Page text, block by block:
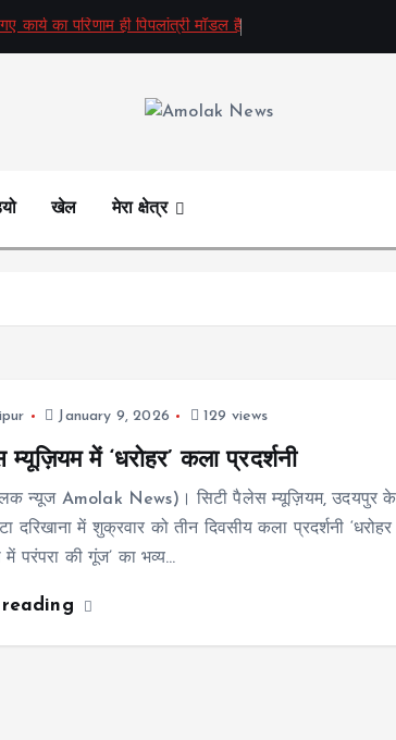
कार्य का परिणाम ही पिपलांत्री मॉडल है
खेल मेरा क्षेत्र
January 9, 2026 129 views
में ‘धरोहर’ कला प्रदर्शनी
न्यूज Amolak News)। सिटी पैलेस म्यूज़ियम, उदयपुर के
दरिखाना में शुक्रवार को तीन दिवसीय कला प्रदर्शनी
परंपरा की गूंज’ का भव्य…